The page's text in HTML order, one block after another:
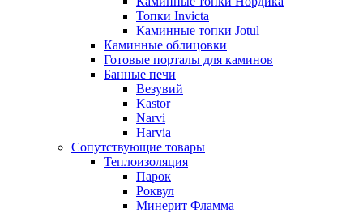
Топки Invicta
Каминные топки Jotul
Каминные облицовки
Готовые порталы для каминов
Банные печи
Везувий
Kastor
Narvi
Harvia
Сопутствующие товары
Теплоизоляция
Парок
Роквул
Минерит Фламма